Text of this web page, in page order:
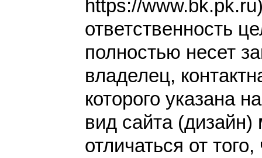
https://
ответственность
полностью несет
владелец,
которого указана
вид сайта (дизайн)
отличаться от